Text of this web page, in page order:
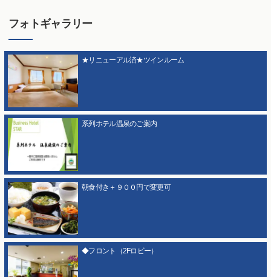
フォトギャラリー
★リニューアル済★ツインルーム
系列ホテル温泉のご案内
朝食付き＋９００円で変更可
◆フロント（2Fロビー）